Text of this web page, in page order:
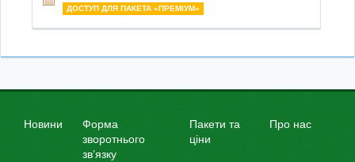
ДОСТУП ДЛЯ ПАКЕТА «ПРЕМІУМ»
Новини
Форма
зворотнього
зв’язку
Пакети та
ціни
Про нас